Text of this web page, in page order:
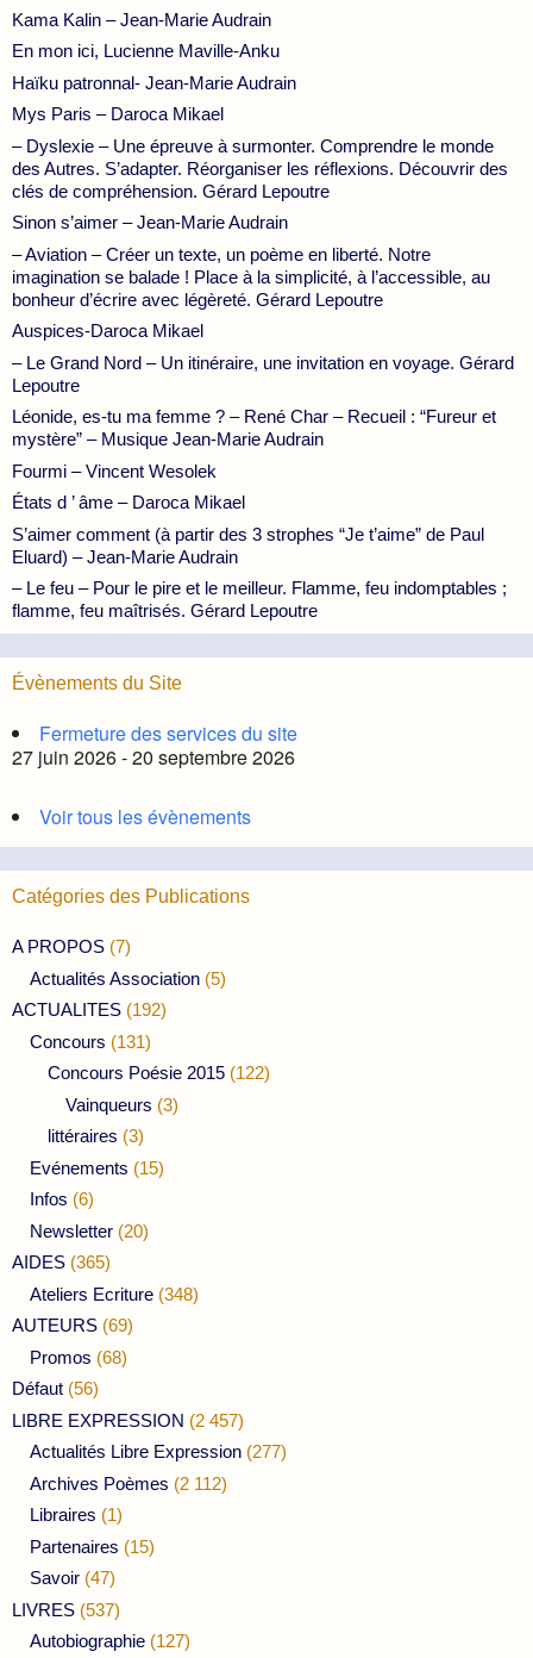
Kama Kalin – Jean-Marie Audrain
En mon ici, Lucienne Maville-Anku
Haïku patronnal- Jean-Marie Audrain
Mys Paris – Daroca Mikael
– Dyslexie – Une épreuve à surmonter. Comprendre le monde
des Autres. S’adapter. Réorganiser les réflexions. Découvrir des
clés de compréhension. Gérard Lepoutre
Sinon s’aimer – Jean-Marie Audrain
– Aviation – Créer un texte, un poème en liberté. Notre
imagination se balade ! Place à la simplicité, à l’accessible, au
bonheur d’écrire avec légèreté. Gérard Lepoutre
Auspices-Daroca Mikael
– Le Grand Nord – Un itinéraire, une invitation en voyage. Gérard
Lepoutre
Léonide, es-tu ma femme ? – René Char – Recueil : “Fureur et
mystère” – Musique Jean-Marie Audrain
Fourmi – Vincent Wesolek
États d ’ âme – Daroca Mikael
S’aimer comment (à partir des 3 strophes “Je t’aime” de Paul
Eluard) – Jean-Marie Audrain
– Le feu – Pour le pire et le meilleur. Flamme, feu indomptables ;
flamme, feu maîtrisés. Gérard Lepoutre
Évènements du Site
Fermeture des services du site
27 juin 2026 - 20 septembre 2026
Voir tous les évènements
Catégories des Publications
A PROPOS (7)
Actualités Association (5)
ACTUALITES (192)
Concours (131)
Concours Poésie 2015 (122)
Vainqueurs (3)
littéraires (3)
Evénements (15)
Infos (6)
Newsletter (20)
AIDES (365)
Ateliers Ecriture (348)
AUTEURS (69)
Promos (68)
Défaut (56)
LIBRE EXPRESSION (2 457)
Actualités Libre Expression (277)
Archives Poèmes (2 112)
Libraires (1)
Partenaires (15)
Savoir (47)
LIVRES (537)
Autobiographie (127)